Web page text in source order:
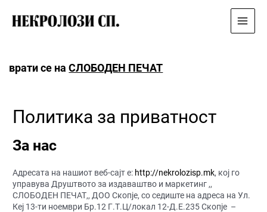
Main
врати се наСЛОБОДЕН ПЕЧАТ
Политика за приватност
За нас
Адресата на нашиот веб-сајт е: http://nekrolozisp.mk, кој го
управува Друштвото за издаваштво и маркетинг ,,
СЛОБОДЕН ПЕЧАТ,, ДОО Скопје, со седиште на адреса на Ул.
Кеј 13-ти ноември Бр.12 Г.Т.Ц/локал 12-Д.Е.235 Скопје –